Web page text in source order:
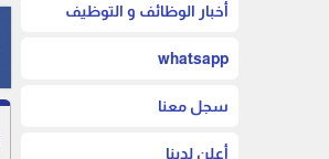
أخبار الوظائف و التوظيف
whatsapp
سجل معنا
أعلن لدينا